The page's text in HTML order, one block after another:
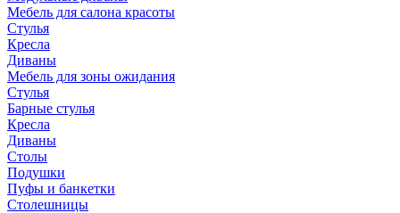
Мебель для салона красоты
Стулья
Кресла
Диваны
Мебель для зоны ожидания
Стулья
Барные стулья
Кресла
Диваны
Столы
Подушки
Пуфы и банкетки
Столешницы